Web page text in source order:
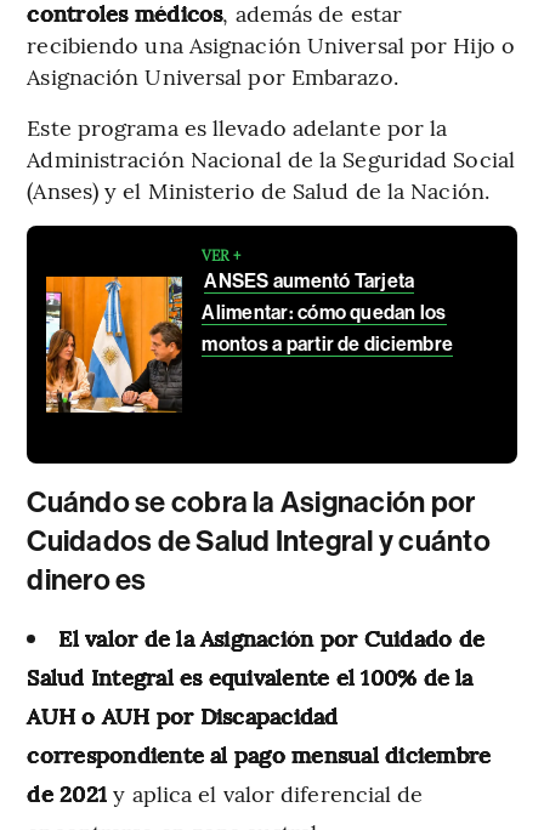
controles médicos, además de estar
recibiendo una Asignación Universal por Hijo o
Asignación Universal por Embarazo.
Este programa es llevado adelante por la
Administración Nacional de la Seguridad Social
(Anses) y el Ministerio de Salud de la Nación.
VER +
ANSES aumentó Tarjeta
Alimentar: cómo quedan los
montos a partir de diciembre
Cuándo se cobra la Asignación por
Cuidados de Salud Integral y cuánto
dinero es
El valor de la Asignación por Cuidado de
Salud Integral es equivalente el 100% de la
AUH o AUH por Discapacidad
correspondiente al pago mensual diciembre
de 2021y aplica el valor diferencial de